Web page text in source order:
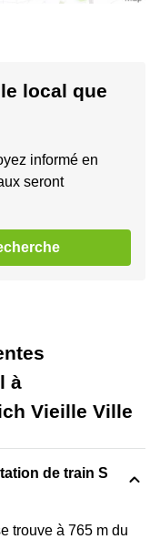
local que
informé en
seront
à
Vieille Ville
de train S
trouve à 765 m du